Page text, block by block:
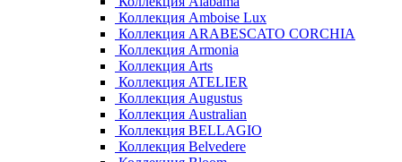
Коллекция Amboise Lux
Коллекция ARABESCATO CORCHIA
Коллекция Armonia
Коллекция Arts
Коллекция ATELIER
Коллекция Augustus
Коллекция Australian
Коллекция BELLAGIO
Коллекция Belvedere